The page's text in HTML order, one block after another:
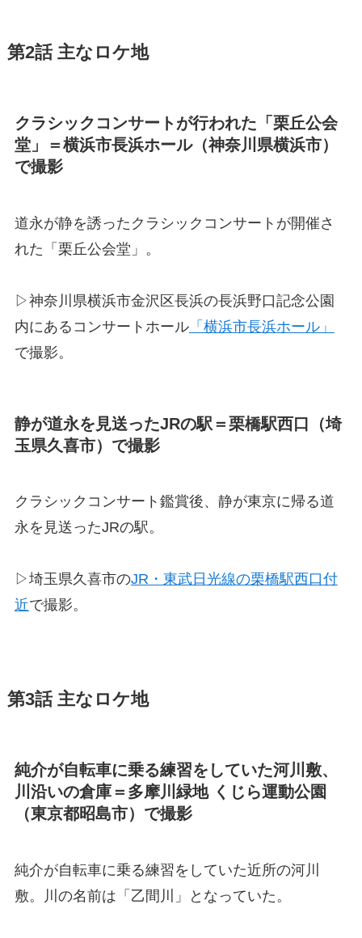
第2話 主なロケ地
クラシックコンサートが行われた「栗丘公会
堂」＝横浜市長浜ホール（神奈川県横浜市）
で撮影
道永が静を誘ったクラシックコンサートが開催さ
れた「栗丘公会堂」。
▷神奈川県横浜市金沢区長浜の長浜野口記念公園
内にあるコンサートホール「横浜市長浜ホール」
で撮影。
静が道永を見送ったJRの駅＝栗橋駅西口（埼
玉県久喜市）で撮影
クラシックコンサート鑑賞後、静が東京に帰る道
永を見送ったJRの駅。
▷埼玉県久喜市のJR・東武日光線の栗橋駅西口付
近で撮影。
第3話 主なロケ地
純介が自転車に乗る練習をしていた河川敷、
川沿いの倉庫＝多摩川緑地 くじら運動公園
（東京都昭島市）で撮影
純介が自転車に乗る練習をしていた近所の河川
敷。川の名前は「乙間川」となっていた。